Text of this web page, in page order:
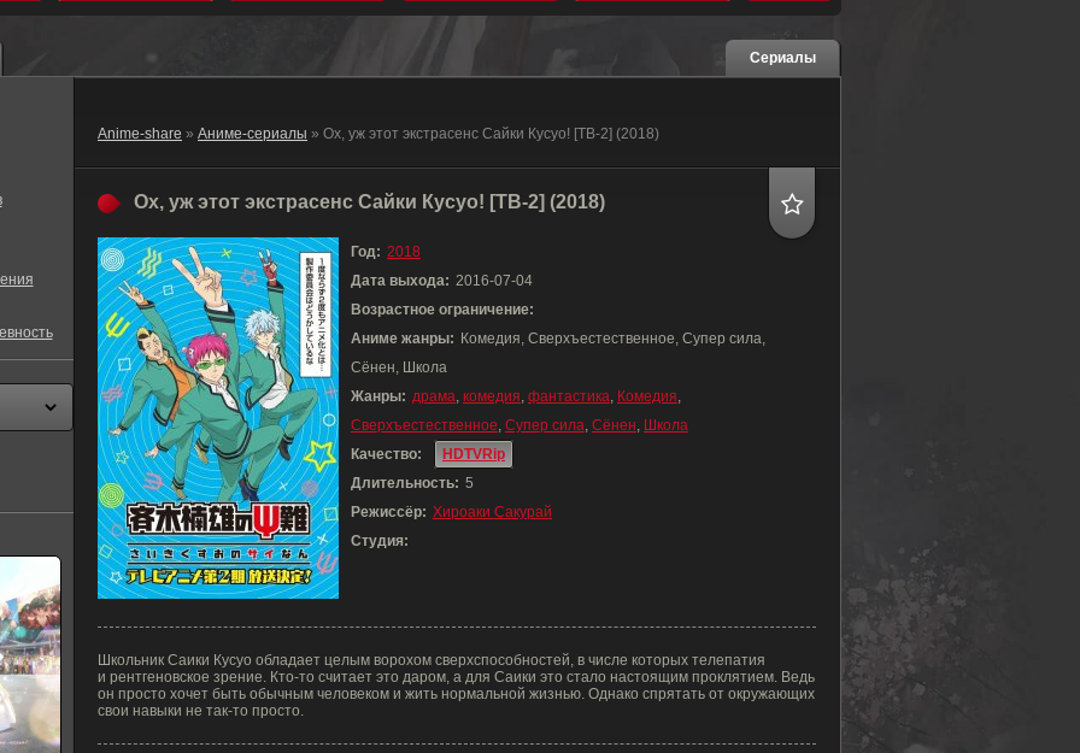
Сериалы
Anime-share » Аниме-сериалы » Ох, уж этот экстрасенс Сайки Кусуо! [ТВ-2] (2018)
Ох, уж этот экстрасенс Сайки Кусуо! [ТВ-2] (2018)
Год: 2018
Дата выхода: 2016-07-04
Возрастное ограничение:
Аниме жанры: Комедия, Сверхъестественное, Супер сила,
Сёнен, Школа
Жанры: драма, комедия, фантастика, Комедия,
Сверхъестественное, Супер сила, Сёнен, Школа
Качество:
HDTVRip
Длительность: 5
Режиссёр: Хироаки Сакурай
Студия:
Школьник Саики Кусуо обладает целым ворохом сверхспособностей, в числе которых телепатия
и рентгеновское зрение. Кто-то считает это даром, а для Саики это стало настоящим проклятием. Ведь
он просто хочет быть обычным человеком и жить нормальной жизнью. Однако спрятать от окружающих
свои навыки не так-то просто.